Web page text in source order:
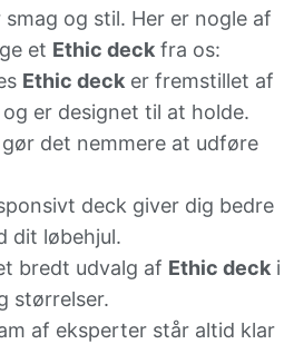
og stil. Her er nogle af
et Ethic deck fra os:
Ethic deck er fremstillet af
er designet til at holde.
det nemmere at udføre
deck giver dig bedre
dit løbehjul.
bredt udvalg af Ethic deck i
størrelser.
af eksperter står altid klar